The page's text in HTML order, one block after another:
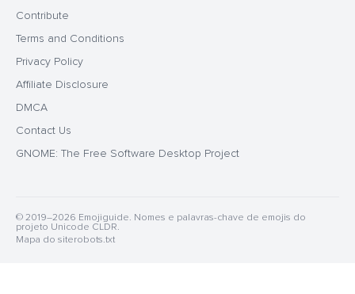
Contribute
Terms and Conditions
Privacy Policy
Affiliate Disclosure
DMCA
Contact Us
GNOME: The Free Software Desktop Project
© 2019–2026 Emojiguide. Nomes e palavras-chave de emojis do
projeto Unicode CLDR.
Mapa do siterobots.txt